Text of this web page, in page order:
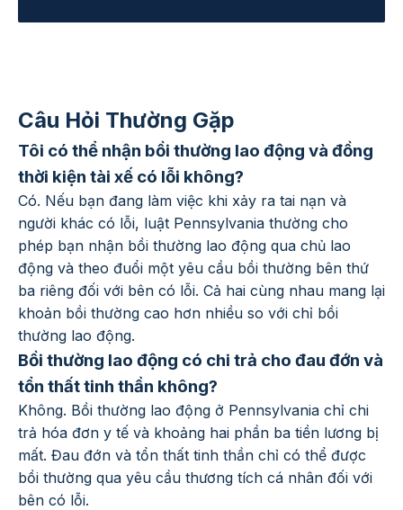
Câu Hỏi Thường Gặp
Tôi có thể nhận bồi thường lao động và đồng
thời kiện tài xế có lỗi không?
Có. Nếu bạn đang làm việc khi xảy ra tai nạn và
người khác có lỗi, luật Pennsylvania thường cho
phép bạn nhận bồi thường lao động qua chủ lao
động và theo đuổi một yêu cầu bồi thường bên thứ
ba riêng đối với bên có lỗi. Cả hai cùng nhau mang lại
khoản bồi thường cao hơn nhiều so với chỉ bồi
thường lao động.
Bồi thường lao động có chi trả cho đau đớn và
tổn thất tinh thần không?
Không. Bồi thường lao động ở Pennsylvania chỉ chi
trả hóa đơn y tế và khoảng hai phần ba tiền lương bị
mất. Đau đớn và tổn thất tinh thần chỉ có thể được
bồi thường qua yêu cầu thương tích cá nhân đối với
bên có lỗi.